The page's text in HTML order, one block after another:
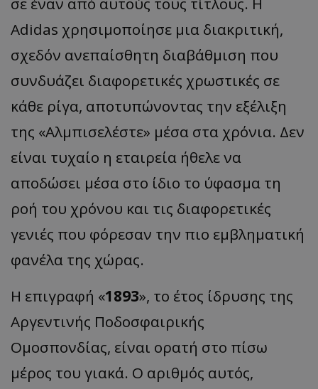
Adidas χρησιμοποίησε μια διακριτική,
σχεδόν ανεπαίσθητη διαβάθμιση που
συνδυάζει διαφορετικές χρωστικές σε
κάθε ρίγα, αποτυπώνοντας την εξέλιξη
της «Αλμπισελέστε» μέσα στα χρόνια. Δεν
είναι τυχαίο η εταιρεία ήθελε να
αποδώσει μέσα στο ίδιο το ύφασμα τη
ροή του χρόνου και τις διαφορετικές
γενιές που φόρεσαν την πιο εμβληματική
φανέλα της χώρας.
Η επιγραφή «1893», το έτος ίδρυσης της
Αργεντινής Ποδοσφαιρικής
Ομοσπονδίας, είναι ορατή στο πίσω
μέρος του γιακά. Ο αριθμός αυτός,